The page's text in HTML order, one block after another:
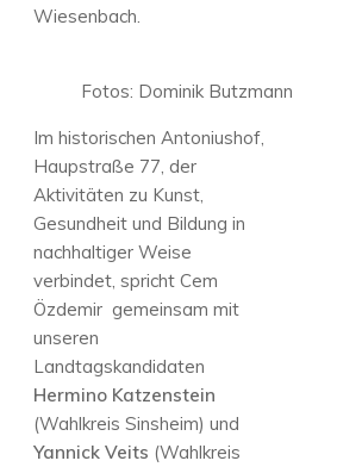
Wiesenbach.
Fotos: Dominik Butzmann
Im historischen Antoniushof,
Haupstraße 77, der
Aktivitäten zu Kunst,
Gesundheit und Bildung in
nachhaltiger Weise
verbindet, spricht Cem
Özdemir gemeinsam mit
unseren
Landtagskandidaten
Hermino Katzenstein
(Wahlkreis Sinsheim) und
Yannick Veits (Wahlkreis